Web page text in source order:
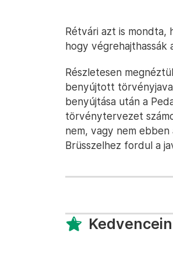
Rétvári azt is mondta,
hogy végrehajthassák
Részletesen
benyújtott
benyújtása után a
törvénytervezet
nem, vagy nem
Brüsszelhez fordul a